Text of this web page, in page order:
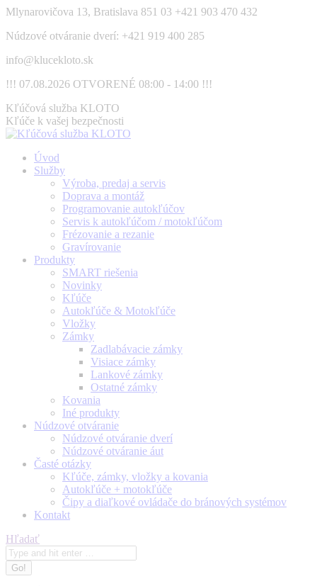
Skip
content
Mlynarovičova 13, Bratislava 851 03 +421 903 470 432
Núdzové otváranie dverí: +421 919 400 285
info@klucekloto.sk
!!! 07.08.2026 OTVORENÉ 08:00 - 14:00 !!!
Facebook
page
opens
new
window
Kľúčová služba KLOTO
Kľúče k vašej bezpečnosti
Úvod
Služby
Výroba, predaj a servis
Doprava a montáž
Programovanie autokľúčov
Servis k autokľúčom / motokľúčom
Frézovanie a rezanie
Gravírovanie
Produkty
SMART riešenia
Novinky
Kľúče
Autokľúče & Motokľúče
Vložky
Zámky
Zadlabávacie zámky
Visiace zámky
Lankové zámky
Ostatné zámky
Kovania
Iné produkty
Núdzové otváranie
Núdzové otváranie dverí
Núdzové otváranie áut
Časté otázky
Kľúče, zámky, vložky a kovania
Autokľúče + motokľúče
Čipy a diaľkové ovládače do bránových systémov
Kontakt
Search:
Hľadať